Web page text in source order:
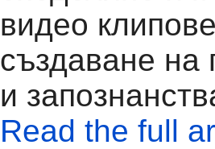
видео
създаване на
и
Read the full